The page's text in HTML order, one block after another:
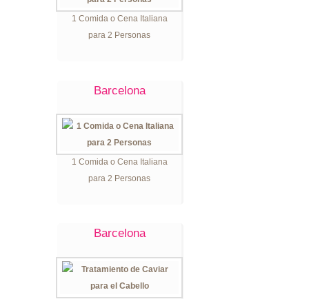
1 Comida o Cena Italiana
para 2 Personas
Barcelona
1 Comida o Cena Italiana
para 2 Personas
Barcelona